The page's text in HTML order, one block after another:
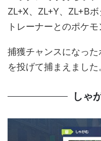
ZL+X、ZL+Y、ZL+B
トレーナーとのポケ
捕獲チャンスになっ
を投げて捕まえました
しゃ